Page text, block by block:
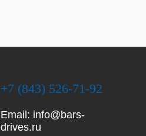
+7 (843) 526-71-92
Email: info@bars-
drives.ru